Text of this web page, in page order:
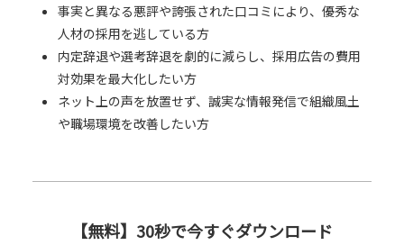
事実と異なる悪評や誇張された口コミにより、優秀な
人材の採用を逃している方
内定辞退や選考辞退を劇的に減らし、採用広告の費用
対効果を最大化したい方
ネット上の声を放置せず、誠実な情報発信で組織風土
や職場環境を改善したい方
【無料】30秒で今すぐダウンロード